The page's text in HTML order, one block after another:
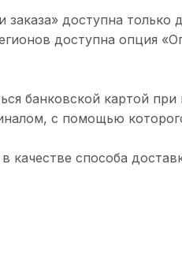
заказа» доступна
доступна опция
банковской картой
с помощью
качестве способа